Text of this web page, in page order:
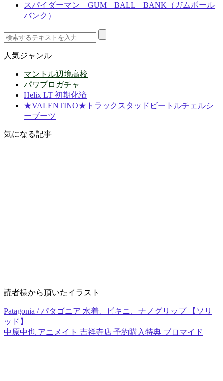
スパイダーマン GUM BALL BANK（ガムボール
バンク）
人気ジャンル
マントル辺境高校
パワプロガチャ
Helix LT 初期化済
★VALENTINO★トラックスタッドビートルチェルシ
ーブーツ
気になる記事
読者様から頂いたイラスト
Patagonia / パタゴニア 水着、ビキニ、ナノグリップ 【ソリ
ッド】
中原中也 アニメイト 吉祥寺店 予約購入特典 ブロマイド